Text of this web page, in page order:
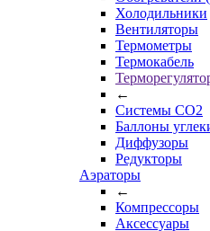
Холодильники
Вентиляторы
Термометры
Термокабель
←
Системы CO2
Баллоны
Диффузоры
Редукторы
Аэраторы
←
Компрессоры
Аксессуары